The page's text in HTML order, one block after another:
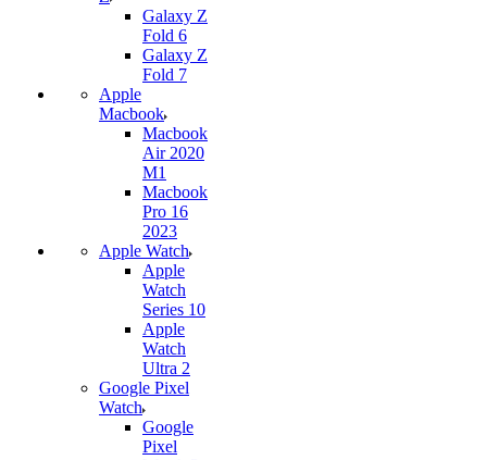
Galaxy Z
Fold 6
Galaxy Z
Fold 7
Apple
Macbook
Macbook
Air 2020
M1
Macbook
Pro 16
2023
Apple Watch
Apple
Watch
Series 10
Apple
Watch
Ultra 2
Google Pixel
Watch
Google
Pixel